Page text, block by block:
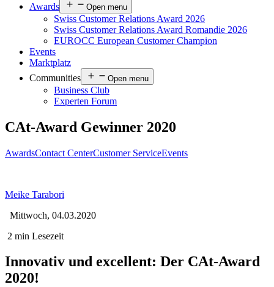
Awards
Open menu
Swiss Customer Relations Award 2026
Swiss Customer Relations Award Romandie 2026
EUROCC European Customer Champion
Events
Marktplatz
Communities
Open menu
Business Club
Experten Forum
CAt-Award Gewinner 2020
AwardsContact CenterCustomer ServiceEvents
Meike Tarabori
Mittwoch, 04.03.2020
2 min Lesezeit
Innovativ und excellent: Der CAt-Award
2020!